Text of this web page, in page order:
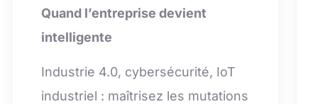
Quand l’entreprise devient
intelligente
Industrie 4.0, cybersécurité, IoT
industriel : maîtrisez les mutations